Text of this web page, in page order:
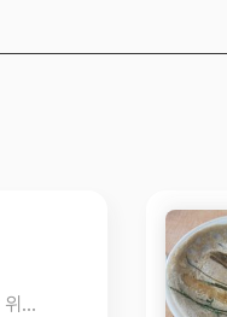
메밀 중국산, 돼지고기 수입산 캐나다or네덜란드 맛은 평범함 위생상태 엉망 서비스 불친절 원산지와 맛 대비 가격비쌈 허영만 식객에 나온 맛집이라고 찾아가서 먹어보면 큰 실망하게 됩니다 도대체 왜 맛집이라고 사람들이 찾아오는지 이해가 안됩니다.